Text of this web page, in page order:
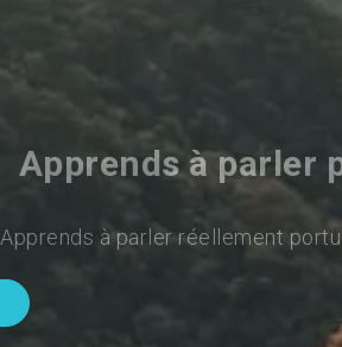
Apprends à parler
Apprends à parler réellement